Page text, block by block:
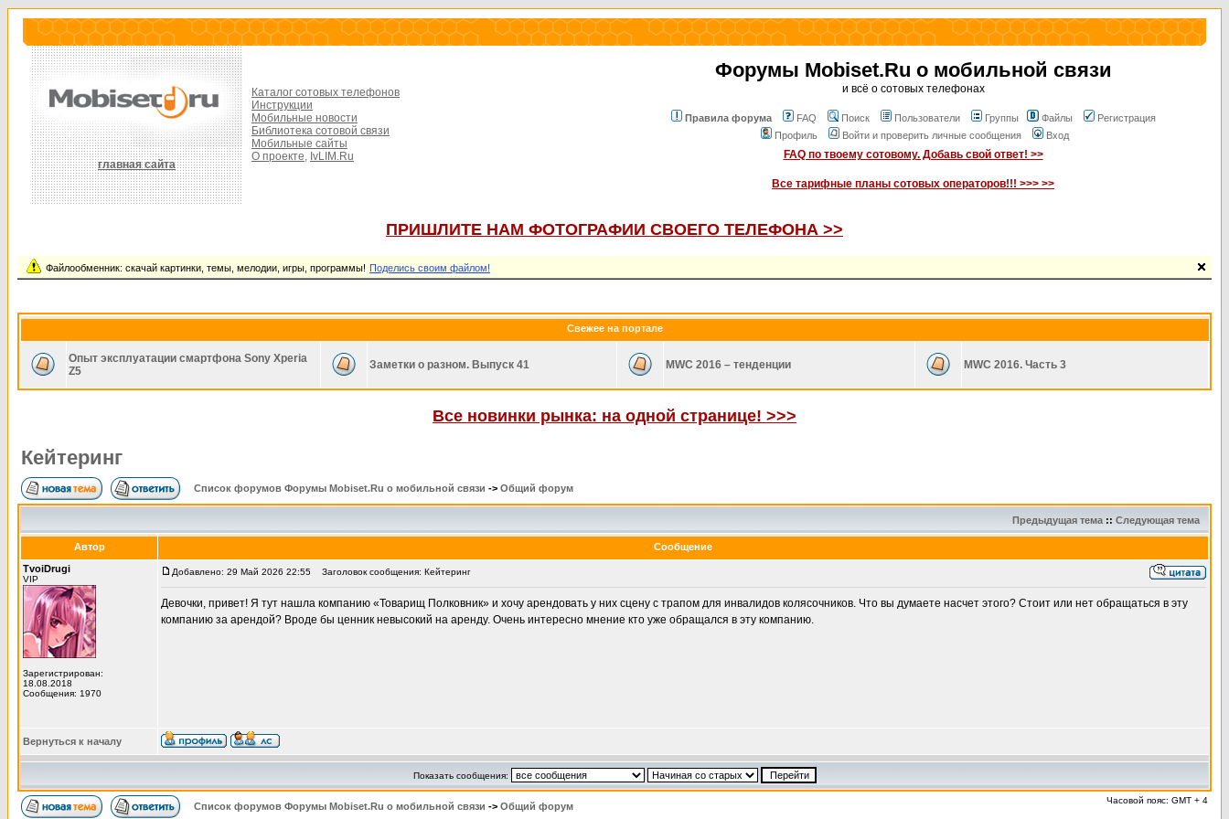
главная сайта
Каталог сотовых телефонов
Инструкции
Мобильные новости
Библиотека сотовой связи
Мобильные сайты
О проекте, IvLIM.Ru
Форумы Mobiset.Ru о мобильной связи
и всё о сотовых телефонах
Правила форума FAQ Поиск Пользователи Группы Файлы
Регистрация
Профиль
Войти и проверить личные сообщения Вход
FAQ по твоему сотовому. Добавь свой ответ! >>
Все тарифные планы сотовых операторов!!! >>> >>
ПРИШЛИТЕ НАМ ФОТОГРАФИИ СВОЕГО ТЕЛЕФОНА >>
Файлообменник: скачай картинки, темы, мелодии, игры, программы! Поделись своим файлом!
Свежее на портале
Опыт эксплуатации смартфона Sony Xperia
Z5
Заметки о разном. Выпуск 41 MWC 2016 – тенденции MWC 2016. Часть 3
Все новинки рынка: на одной странице! >>>
Кейтеринг
Список форумов Форумы Mobiset.Ru о мобильной связи -> Общий форум
Предыдущая тема :: Следующая тема
Автор
Сообщение
TvoiDrugi
VIP
Зарегистрирован:
18.08.2018
Сообщения: 1970
Добавлено: 29 Май 2026 22:55 Заголовок сообщения: Кейтеринг
Девочки, привет! Я тут нашла компанию «Товарищ Полковник» и хочу арендовать у них сцену с трапом для инвалидов колясочников. Что вы думаете насчет этого? Стоит или нет обращаться в эту
компанию за арендой? Вроде бы ценник невысокий на аренду. Очень интересно мнение кто уже обращался в эту компанию.
Вернуться к началу
Показать сообщения:
Список форумов Форумы Mobiset.Ru о мобильной связи -> Общий форум
Часовой пояс: GMT + 4